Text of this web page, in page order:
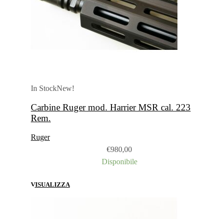
In StockNew!
Carbine Ruger mod. Harrier MSR cal. 223
Rem.
Ruger
€980,00
Disponibile
VISUALIZZA